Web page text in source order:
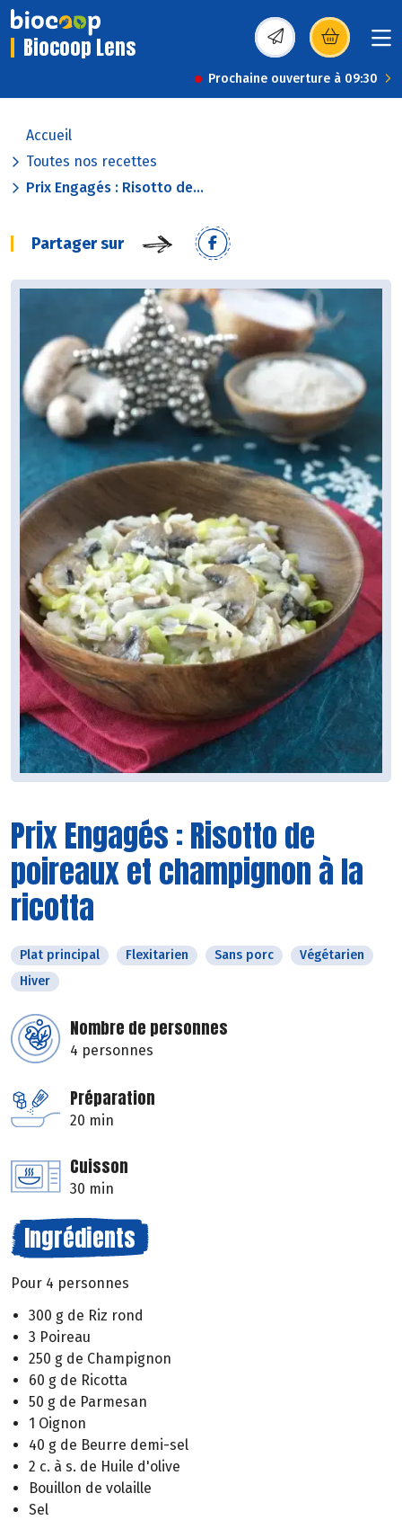
Biocoop Lens (s’ouvre dans une
Prochaine ouverture à 09:30
Accueil
Toutes nos recettes
Prix Engagés : Risotto de...
Partager sur
Prix Engagés : Risotto de
poireaux et champignon à la
ricotta
Plat principal Flexitarien Sans porc
Végétarien
Hiver
Nombre de personnes
4 personnes
Préparation
20 min
Cuisson
30 min
Ingrédients
Pour 4 personnes
300 g de Riz rond
3 Poireau
250 g de Champignon
60 g de Ricotta
50 g de Parmesan
1 Oignon
40 g de Beurre demi-sel
2 c. à s. de Huile d'olive
Bouillon de volaille
Sel